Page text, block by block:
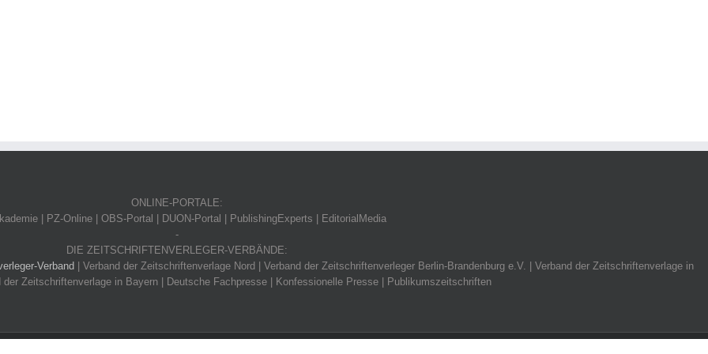
ONLINE-PORTALE:
| PZ-Online | OBS-Portal | DUON-Portal | PublishingExperts | EditorialMedia
-
DIE ZEITSCHRIFTENVERLEGER-VERBÄNDE:
Verband | Verband der Zeitschriftenverlage Nord | Verband der Zeitschriftenverleger Berlin-Brandenburg e.V. | Verband der Zeitschriftenverlage in
der Zeitschriftenverlage in Bayern | Deutsche Fachpresse | Konfessionelle Presse | Publikumszeitschriften